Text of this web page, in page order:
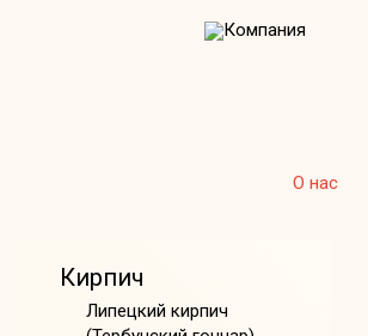
О нас
Кирпич
Липецкий кирпич